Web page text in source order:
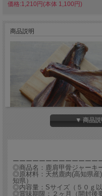
価格:1,210円(本体 1,100円)
商品説明
噛み応えあり 肩甲骨
▼ 商品
ーーーーーーーーーーーーー
◎商品名：鹿肩甲骨ジャーキ
◎原材料：天然鹿肉(高知県産
知県）
◎内容量：Sサイズ（５０ｇ
◎賞味期限：２ヶ月（開封後